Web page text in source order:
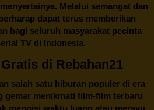
Melalui semangat dan
dapat terus memberikan
bagi seluruh masyarakat pecinta
TV di Indonesia.
di Rebahan21
salah satu hiburan populer di era
gemar menikmati film-film terbaru
mengisi waktu luang atau merayu